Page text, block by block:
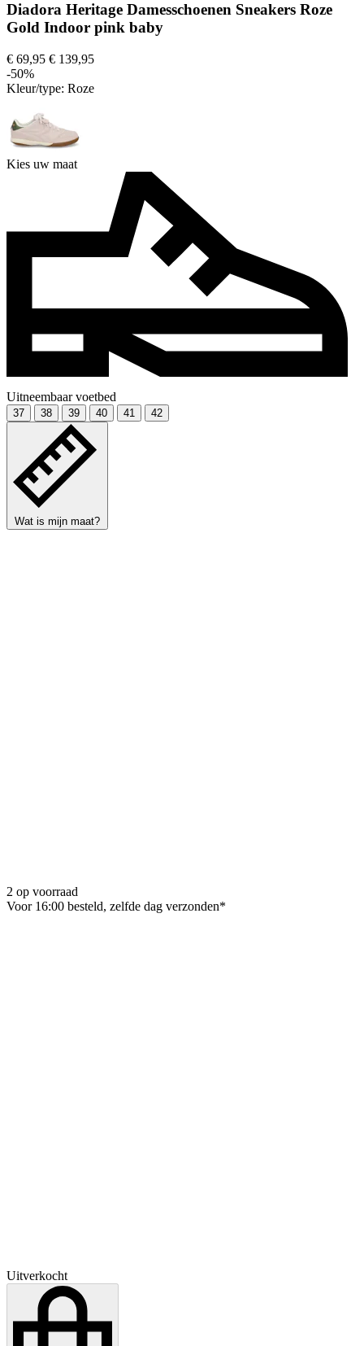
Diadora Heritage Damesschoenen Sneakers Roze
Gold Indoor pink baby
€ 69,95 € 139,95
-50%
Kleur/type: Roze
Kies uw maat
Uitneembaar voetbed
37 38 39 40 41 42
Wat is mijn maat?
2 op voorraad
Voor 16:00 besteld, zelfde dag verzonden*
Uitverkocht